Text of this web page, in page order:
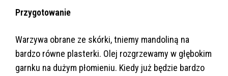
Przygotowanie
Warzywa obrane ze skórki, tniemy mandoliną na
bardzo równe plasterki. Olej rozgrzewamy w głębokim
garnku na dużym płomieniu. Kiedy już będzie bardzo